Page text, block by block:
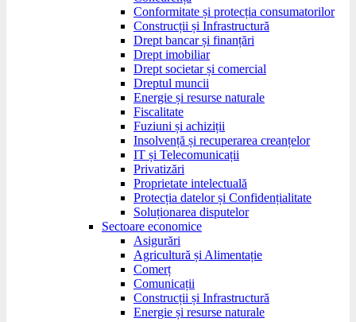
Conformitate și protecția consumatorilor
Construcții și Infrastructură
Drept bancar și finanțări
Drept imobiliar
Drept societar și comercial
Dreptul muncii
Energie și resurse naturale
Fiscalitate
Fuziuni și achiziții
Insolvență și recuperarea creanțelor
IT și Telecomunicații
Privatizări
Proprietate intelectuală
Protecția datelor și Confidențialitate
Soluționarea disputelor
Sectoare economice
Asigurări
Agricultură și Alimentație
Comerț
Comunicații
Construcții și Infrastructură
Energie și resurse naturale